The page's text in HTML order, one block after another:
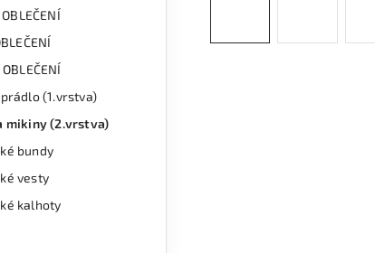
(1.vrstva)
mikiny (2.vrstva)
bundy
vesty
kalhoty